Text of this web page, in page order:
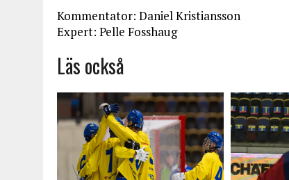
Kommentator: Daniel Kristiansson
Expert: Pelle Fosshaug
Läs också